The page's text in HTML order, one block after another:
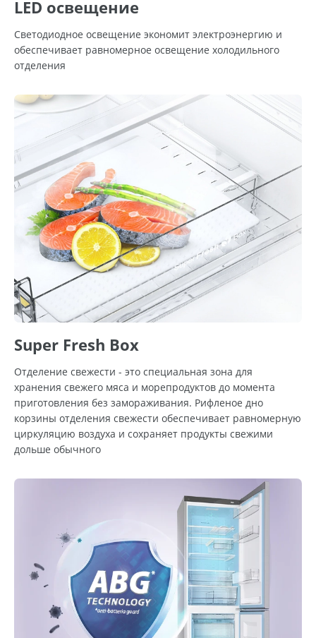
LED освещение
Светодиодное освещение экономит электроэнергию и
обеспечивает равномерное освещение холодильного
отделения
Super Fresh Box
Отделение свежести - это специальная зона для
хранения свежего мяса и морепродуктов до момента
приготовления без замораживания. Рифленое дно
корзины отделения свежести обеспечивает равномерную
циркуляцию воздуха и сохраняет продукты свежими
дольше обычного